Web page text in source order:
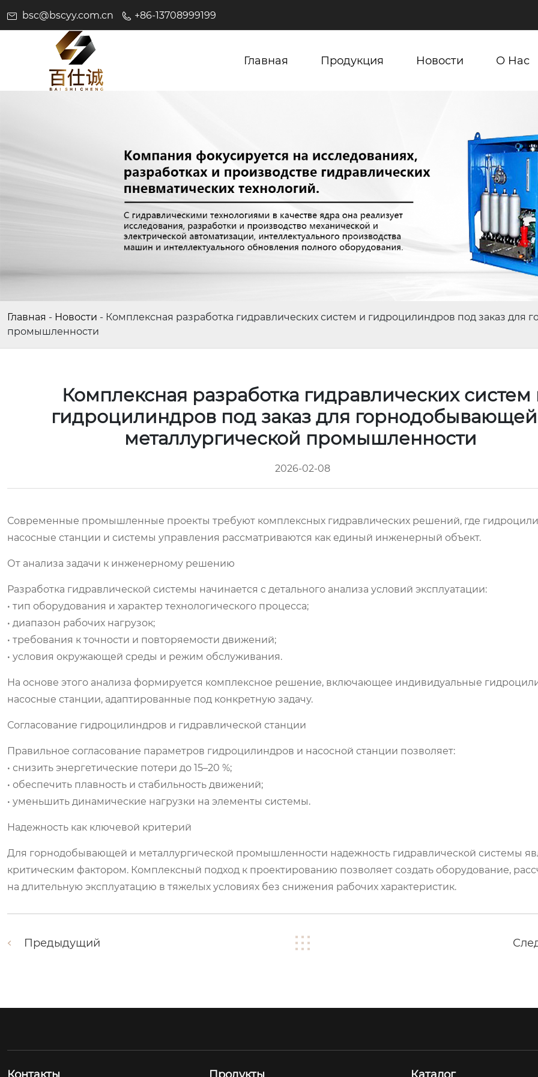
bsc@bscyy.com.cn +86-13708999199
Главная Продукция Новости О Нас
Главная - Новости - Комплексная разработка гидравлических систем и гидроцилиндров под заказ
промышленности
Комплексная разработка гидравлических систем
гидроцилиндров под заказ для
металлургической промышленности
2026-02-08
Современные промышленные проекты требуют комплексных гидравлических решений, где
насосные станции и системы управления рассматриваются как единый инженерный объект.
От анализа задачи к инженерному решению
Разработка гидравлической системы начинается с детального анализа условий эксплуатации:
• тип оборудования и характер технологического процесса;
• диапазон рабочих нагрузок;
• требования к точности и повторяемости движений;
• условия окружающей среды и режим обслуживания.
На основе этого анализа формируется комплексное решение, включающее индивидуальные
насосные станции, адаптированные под конкретную задачу.
Согласование гидроцилиндров и гидравлической станции
Правильное согласование параметров гидроцилиндров и насосной станции позволяет:
• снизить энергетические потери до 15–20 %;
• обеспечить плавность и стабильность движений;
• уменьшить динамические нагрузки на элементы системы.
Надежность как ключевой критерий
Для горнодобывающей и металлургической промышленности надежность гидравлической системы
критическим фактором. Комплексный подход к проектированию позволяет создать оборудование,
на длительную эксплуатацию в тяжелых условиях без снижения рабочих характеристик.
Предыдущий